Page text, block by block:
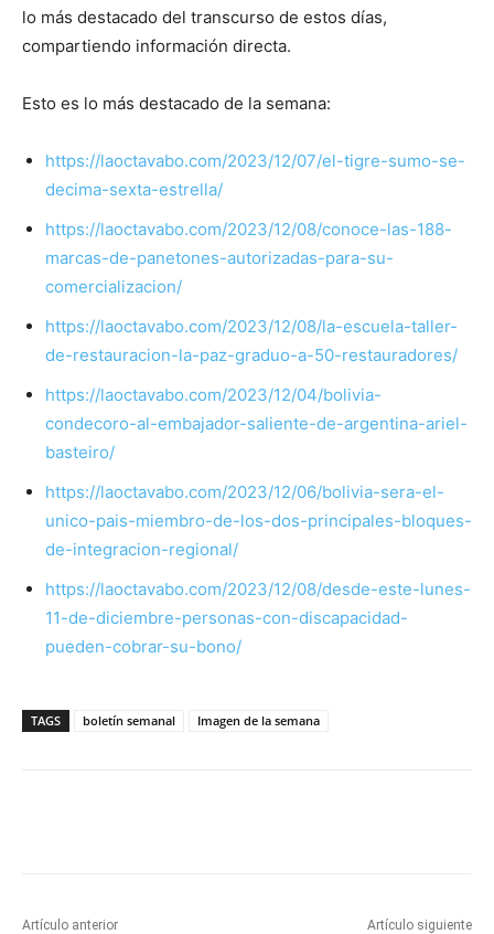
lo más destacado del transcurso de estos días,
compartiendo información directa.
Esto es lo más destacado de la semana:
https://laoctavabo.com/2023/12/07/el-tigre-sumo-se-
decima-sexta-estrella/
https://laoctavabo.com/2023/12/08/conoce-las-188-
marcas-de-panetones-autorizadas-para-su-
comercializacion/
https://laoctavabo.com/2023/12/08/la-escuela-taller-
de-restauracion-la-paz-graduo-a-50-restauradores/
https://laoctavabo.com/2023/12/04/bolivia-
condecoro-al-embajador-saliente-de-argentina-ariel-
basteiro/
https://laoctavabo.com/2023/12/06/bolivia-sera-el-
unico-pais-miembro-de-los-dos-principales-bloques-
de-integracion-regional/
https://laoctavabo.com/2023/12/08/desde-este-lunes-
11-de-diciembre-personas-con-discapacidad-
pueden-cobrar-su-bono/
TAGS boletín semanal Imagen de la semana
Artículo anterior Artículo siguiente